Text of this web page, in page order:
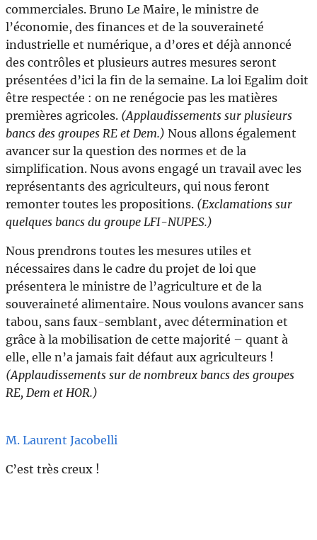
commerciales. Bruno Le Maire, le ministre de
l’économie, des finances et de la souveraineté
industrielle et numérique, a d’ores et déjà annoncé
des contrôles et plusieurs autres mesures seront
présentées d’ici la fin de la semaine. La loi Egalim doit
être respectée : on ne renégocie pas les matières
premières agricoles. (Applaudissements sur plusieurs
bancs des groupes RE et Dem.) Nous allons également
avancer sur la question des normes et de la
simplification. Nous avons engagé un travail avec les
représentants des agriculteurs, qui nous feront
remonter toutes les propositions. (Exclamations sur
quelques bancs du groupe LFI-NUPES.)
Nous prendrons toutes les mesures utiles et
nécessaires dans le cadre du projet de loi que
présentera le ministre de l’agriculture et de la
souveraineté alimentaire. Nous voulons avancer sans
tabou, sans faux-semblant, avec détermination et
grâce à la mobilisation de cette majorité – quant à
elle, elle n’a jamais fait défaut aux agriculteurs !
(Applaudissements sur de nombreux bancs des groupes
RE, Dem et HOR.)
M. Laurent Jacobelli
C’est très creux !